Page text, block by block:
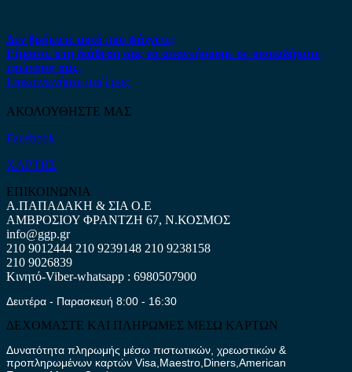
Δεν βρήκατε αυτό που ψάχνετε;
Είμαστε στη διάθεση σας να απαντήσουμε σε οποιαδήποτε
ερώτηση σας.
Επικοινωνήστε μαζί μας
ΑΚΟΛΟΥΘΗΣΤΕ ΜΑΣ
Facebook
ΧΑΡΤΗΣ
ΕΠΙΚΟΙΝΩΝΙΑ
Α.ΠΑΠΑΔΑΚΗ & ΣΙΑ Ο.Ε
ΑΜΒΡΟΣΙΟΥ ΦΡΑΝΤΖΗ 67, Ν.ΚΟΣΜΟΣ
info@ggp.gr
210 9012444 210 9239148 210 9238158
210 9026839
Κινητό-Viber-whatsapp : 6980507900
Δευτέρα - Παρασκευή 8:00 - 16:30
ΔΕΧΟΜΑΣΤΕ ΚΑΙ ΠΛΗΡΩΜΕΣ ΜΕΣΩ ΚΑΡΤΩΝ
Δυνατότητα πληρωμής μέσω πιστωτικών, χρεωστικών &
προπληρωμένων καρτών Visa,Maestro,Diners,American